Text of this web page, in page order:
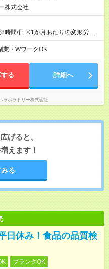
株式会社
時間/日 ※1か月あたりの変形労働
：17:00-翌09:00（休憩2時間）
業・WワークOK
る 詳細へ
ラボラトリー株式会社
げると、
えます！
みる
日休み！食品の品質検
ブランクOK